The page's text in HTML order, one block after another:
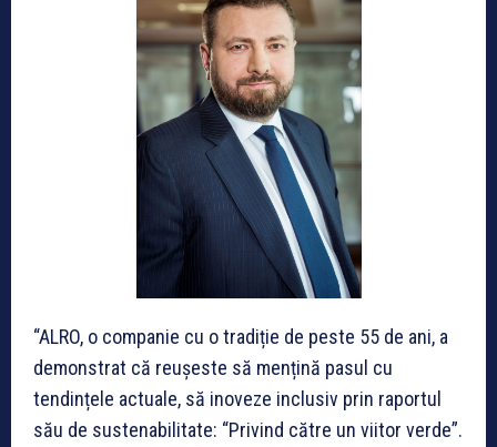
“ALRO, o companie cu o tradiție de peste 55 de ani, a
demonstrat că reușeste să mențină pasul cu
tendințele actuale, să inoveze inclusiv prin raportul
său de sustenabilitate: “Privind către un viitor verde”.